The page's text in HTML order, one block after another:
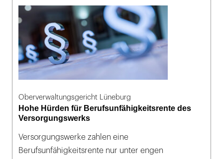
Oberverwaltungsgericht Lüneburg
Hohe Hürden für Berufsunfähigkeitsrente des
Versorgungswerks
Versorgungswerke zahlen eine
Berufsunfähigkeitsrente nur unter engen